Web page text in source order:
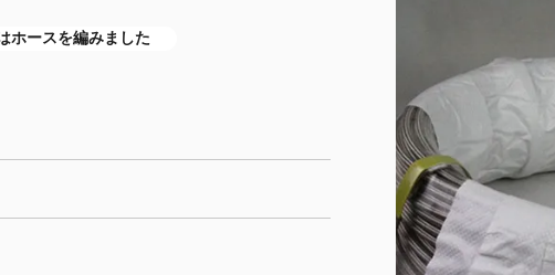
ホースを編みました